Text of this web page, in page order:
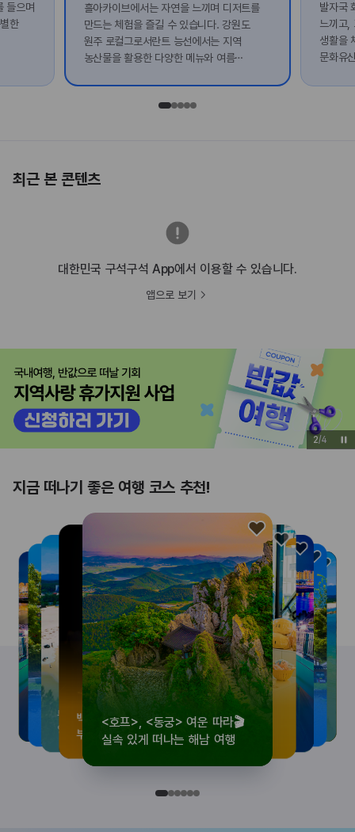
들으며
한
흘아카이브에서는 자연을 느끼며 디저트를
만드는 체험을 즐길 수 있습니다. 강원도
원주 로컬그로서란트 능선에서는 지역
농산물을 활용한 다양한 메뉴와 여름
발자국
느끼고,
생활을
문화유
있습니
최근 본 콘텐츠
대한민국 구석구석 App에서 이용할 수 있습니다.
앱으로 보기
3/4
지금 떠나기 좋은 여행 코스 추천!
<호프>, <동궁> 여운 따라🎬
실속 있게 떠나는 해남 여행
로컬 감성 수집!
전국 로컬 기념품숍 3곳⭐
우리말이 더 재미있어지는
세종 한글 여행
숲길부터 천년 고찰까지!
마음에 쉼을 더하는 부안
뚜벅이 여행자 주목🚶
양양 1박 2일 코스
백제의 숨결을 따라,
부여에서 만나는 여름
<호프>, <동궁> 여운 따라🎬
실속 있게 떠나는 해남 여행
로컬 감성 수집!
전국 로컬 기념품숍 3곳⭐
우리말이 더 재미있어지는
세종 한글 여행
숲길부터 천년 고찰까지!
마음에 쉼을 더하는 부안
뚜벅이 여행자 주목🚶
양양 1박 2일 코스
백제의 숨결을 따라,
부여에서 만나는 여름
<호프>, <동궁> 여운 따라🎬
실속 있게 떠나는 해남 여행
로컬 감성 수집!
전국 로컬 기념품숍 3곳⭐
우리말이 더 재미있어지는
세종 한글 여행
숲길부터 천년 고찰까지!
마음에 쉼을 더하는 부안
뚜벅이 여행자 주목🚶
양양 1박 2일 코스
백제의 숨결을 따라,
부여에서 만나는 여름